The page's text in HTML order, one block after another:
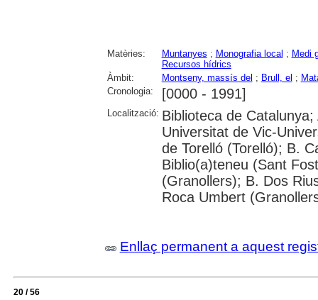
Matèries: Muntanyes ; Monografia local ; Medi
Recursos hídrics
Àmbit:
Montseny, massís del ; Brull, el ;
Cronologia:
[0000 - 1991]
Localització: Biblioteca de
Universitat de Vic-
de Torelló (Torelló); B.
Biblio(a)teneu (Sant
(Granollers); B. Dos
Roca Umbert
Enllaç permanent a aquest
20 / 56